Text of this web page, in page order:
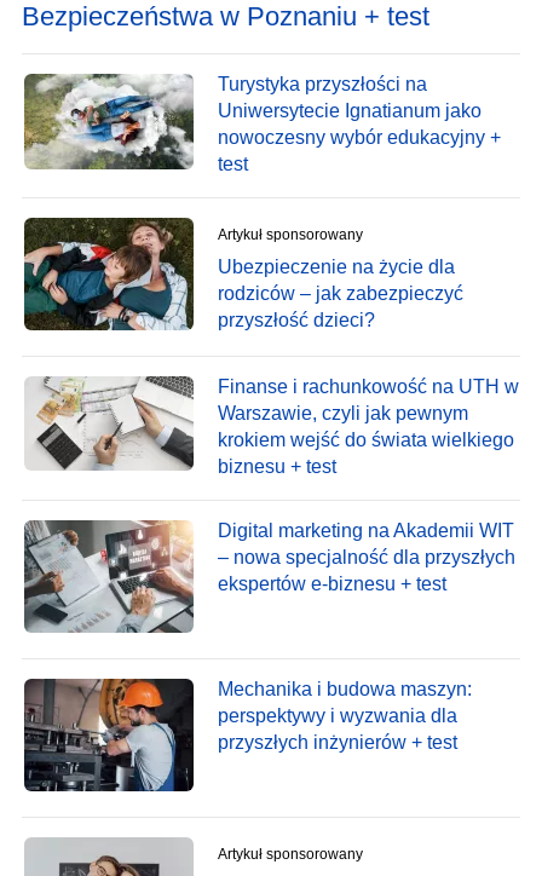
Bezpieczeństwa w Poznaniu + test
Turystyka przyszłości na
Uniwersytecie Ignatianum jako
nowoczesny wybór edukacyjny +
test
Artykuł sponsorowany
Ubezpieczenie na życie dla
rodziców – jak zabezpieczyć
przyszłość dzieci?
Finanse i rachunkowość na UTH w
Warszawie, czyli jak pewnym
krokiem wejść do świata wielkiego
biznesu + test
Digital marketing na Akademii WIT
– nowa specjalność dla przyszłych
ekspertów e-biznesu + test
Mechanika i budowa maszyn:
perspektywy i wyzwania dla
przyszłych inżynierów + test
Artykuł sponsorowany